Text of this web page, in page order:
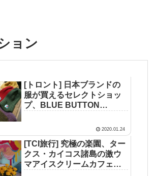
ョン
[トロント] 日本ブランドの
服が買えるセレクトショッ
プ、BLUE BUTTON
2020.01.24
[TCI旅行] 究極の楽園、ター
クス・カイコス諸島の激ウ
マアイスクリームカフェ、